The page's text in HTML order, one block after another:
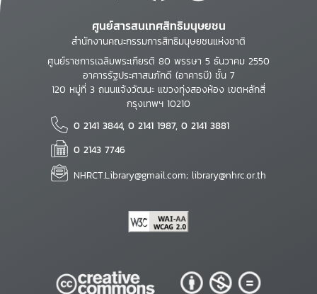
ศูนย์สารสนเทศสิทธิมนุษยชน
สำนักงานคณะกรรมการสิทธิมนุษยชนแห่งชาติ
ศูนย์ราชการเฉลิมพระเกียรติ 80 พรรษา 5 ธันวาคม 2550
อาคารรัฐประศาสนภักดี (อาคารบี) ชั้น 7
120 หมู่ที่ 3 ถนนแจ้งวัฒนะ แขวงทุ่งสองห้อง เขตหลักสี่
กรุงเทพฯ 10210
0 2141 3844, 0 2141 1987, 0 2141 3881
0 2143 7746
NHRCT.Library@gmail.com; library@nhrc.or.th